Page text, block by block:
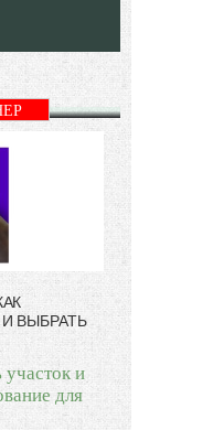
ВЫБРАТЬ
участок и
для